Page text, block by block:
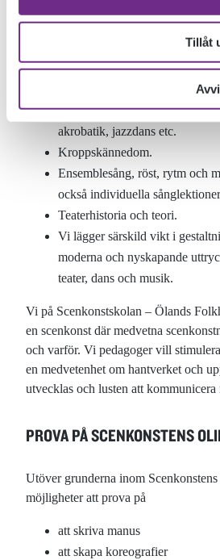
Tillåt
Skådespeleri med träning av
metoder för att fördjupa
rollgestaltning, publikmöte,
Dansteknik i modern & nutida
akrobatik, jazzdans etc.
Kroppskännedom.
Ensemblesång, röst, rytm och
också individuella
Teaterhistoria och teori.
Vi lägger särskild vikt i
moderna och nyskapande
teater, dans och musik.
Vi på Scenkonstskolan – Ölands
en scenkonst där medvetna
och varför. Vi pedagoger vill
en medvetenhet om hantverket och
utvecklas och lusten att
PROVA PÅ SCENKONSTENS
Utöver grunderna inom
möjligheter att prova på
att skriva manus
att skapa koreografier